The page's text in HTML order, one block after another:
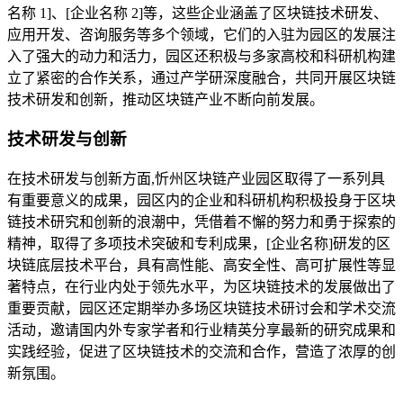
名称 1]、[企业名称 2]等，这些企业涵盖了区块链技术研发、
应用开发、咨询服务等多个领域，它们的入驻为园区的发展注
入了强大的动力和活力，园区还积极与多家高校和科研机构建
立了紧密的合作关系，通过产学研深度融合，共同开展区块链
技术研发和创新，推动区块链产业不断向前发展。
技术研发与创新
在技术研发与创新方面,忻州区块链产业园区取得了一系列具
有重要意义的成果，园区内的企业和科研机构积极投身于区块
链技术研究和创新的浪潮中，凭借着不懈的努力和勇于探索的
精神，取得了多项技术突破和专利成果，[企业名称]研发的区
块链底层技术平台，具有高性能、高安全性、高可扩展性等显
著特点，在行业内处于领先水平，为区块链技术的发展做出了
重要贡献，园区还定期举办多场区块链技术研讨会和学术交流
活动，邀请国内外专家学者和行业精英分享最新的研究成果和
实践经验，促进了区块链技术的交流和合作，营造了浓厚的创
新氛围。